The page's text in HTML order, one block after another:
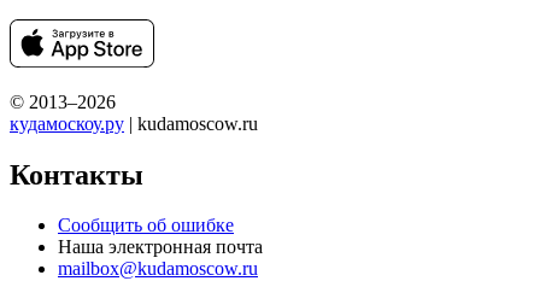
© 2013–2026
кудамоскоу.ру | kudamoscow.ru
Контакты
Сообщить об ошибке
Наша электронная почта
mailbox@kudamoscow.ru